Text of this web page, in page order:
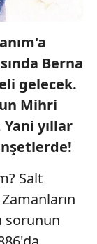
Berna
gelecek.
Mihri
yıllar
Salt
sorunun